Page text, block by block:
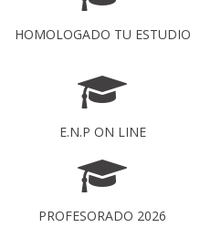
HOMOLOGADO TU ESTUDIO
E.N.P ON LINE
PROFESORADO 2026